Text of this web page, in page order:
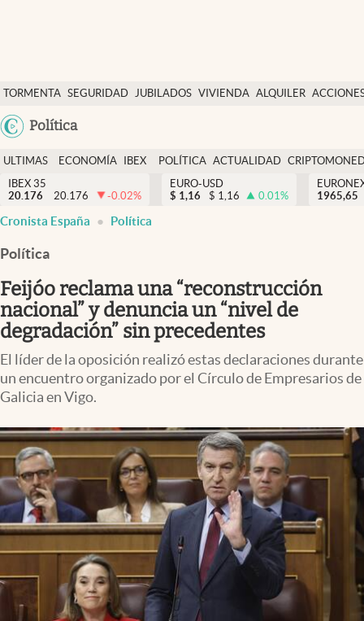
TORMENTA SEGURIDAD JUBILADOS VIVIENDA ALQUILER
USA
Política
Economía y finanzas
Política
Actualidad
Criptomonedas
España
ULTIMAS
NOTICIAS
ECONOMÍA
FINANZAS
IBEX
EURO
POLÍTICA ACTUALIDAD
IBEX 35
20.176
20.176 -0.02%
EURO-USD
$ 1,16 $ 1,16 0.01%
1965,65
Cronista España Política
Política
Feijóo reclama una “reconstrucción
nacional” y denuncia un “nivel de
degradación” sin precedentes
El líder de la oposición realizó estas declaraciones durante
un encuentro organizado por el Círculo de Empresarios de
Galicia en Vigo.